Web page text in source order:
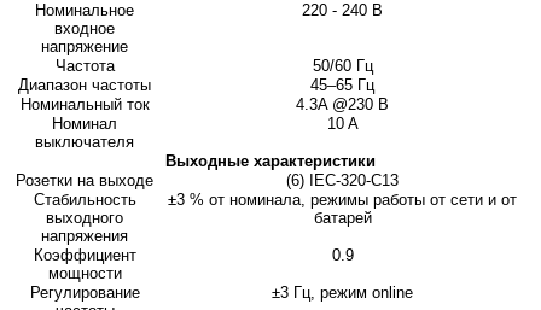
Номинальное
входное
напряжение
220 - 240 В
Частота
50/60 Гц
Диапазон частоты
45–65 Гц
Номинальный ток
4.3A @230 B
Номинал
выключателя
10 A
Выходные характеристики
Розетки на выходе
(6) IEC-320-C13
Стабильность
выходного
напряжения
±3 % от номинала, режимы работы от сети и от
батарей
Коэффициент
мощности
0.9
Регулирование
±3 Гц, режим online